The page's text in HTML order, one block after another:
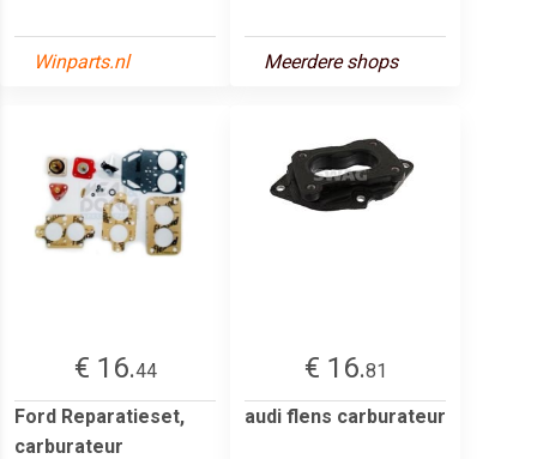
Winparts.nl Meerdere shops
€ 16.44
Ford Reparatieset,
carburateur
€ 16.81
audi flens carburateur